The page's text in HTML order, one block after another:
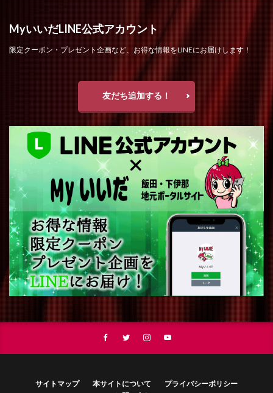
MyいいだLINE公式アカウント
限定クーポン・プレゼント企画など、お得な情報をLINEにお届けします！
友だち追加する！
サイトマップ 本サイトについて
プライバシーポリシー